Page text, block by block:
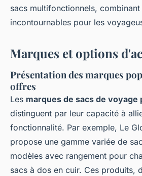
sacs multifonctionnels,
incontournables pour les
Marques et options
Présentation des marques
offres
Les marques de sacs de voyage
distinguent par leur capacité à
fonctionnalité. Par exemple, Le
propose une gamme variée de
modèles avec rangement pour
sacs à dos en cuir. Ces produits,